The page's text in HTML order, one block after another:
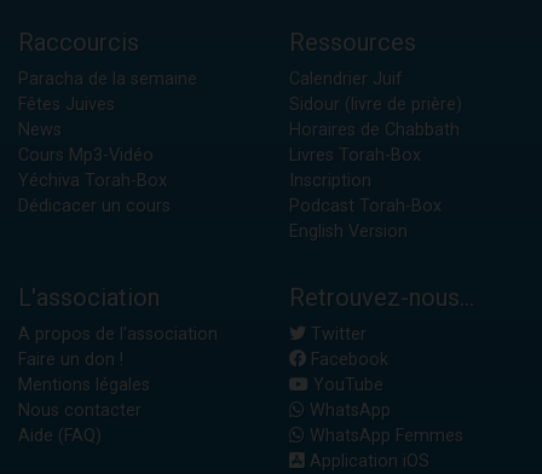
Raccourcis
Paracha de la semaine
Fêtes Juives
News
Cours Mp3-Vidéo
Yéchiva Torah-Box
Dédicacer un cours
Ressources
Calendrier Juif
Sidour (livre de prière)
Horaires de Chabbath
Livres Torah-Box
Inscription
Podcast Torah-Box
English Version
L'association
A propos de l'association
Faire un don !
Mentions légales
Nous contacter
Aide (FAQ)
Retrouvez-nous...
Twitter
Facebook
YouTube
WhatsApp
WhatsApp Femmes
Application iOS